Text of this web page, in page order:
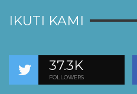
IKUTI KAMI
37.3K
FOLLOWERS